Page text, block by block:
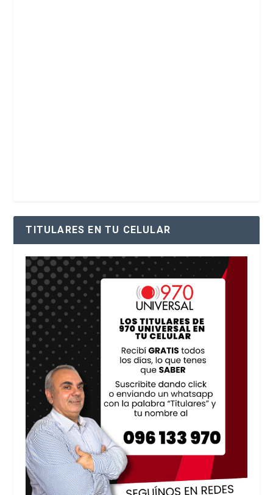
TITULARES EN TU CELULAR